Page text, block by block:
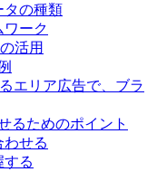
タの種類
ーク
活用
エリア広告で、ブラ
るためのポイント
わせる
する